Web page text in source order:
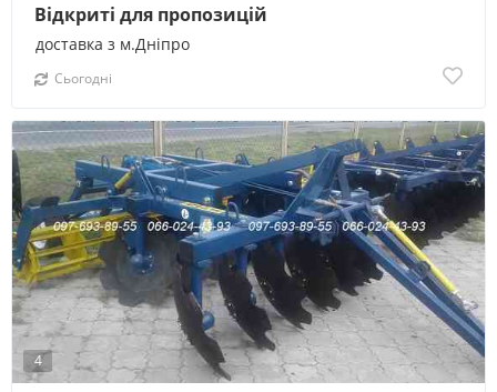
доставка з м.Дніпро
Відкриті для пропозицій
Сьогодні
4